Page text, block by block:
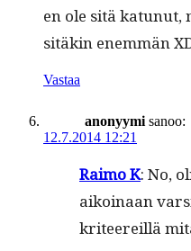
en ole sitä katunut,
sitäkin enem­män
Vastaa
anonyymi sanoo:
12.7.2014 12:21
Raimo K: No,
aikoinaan
kri­teereil­lä